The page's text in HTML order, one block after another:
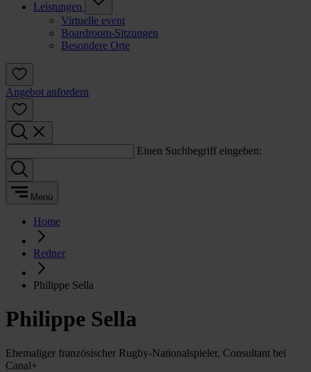
Leistungen
Virtuelle event
Boardroom-Sitzungen
Besondere Orte
Angebot anfordern
Einen Suchbegriff eingeben:
Menü
Home
Redner
Philippe Sella
Philippe Sella
Ehemaliger französischer Rugby-Nationalspieler, Consultant bei
Canal+